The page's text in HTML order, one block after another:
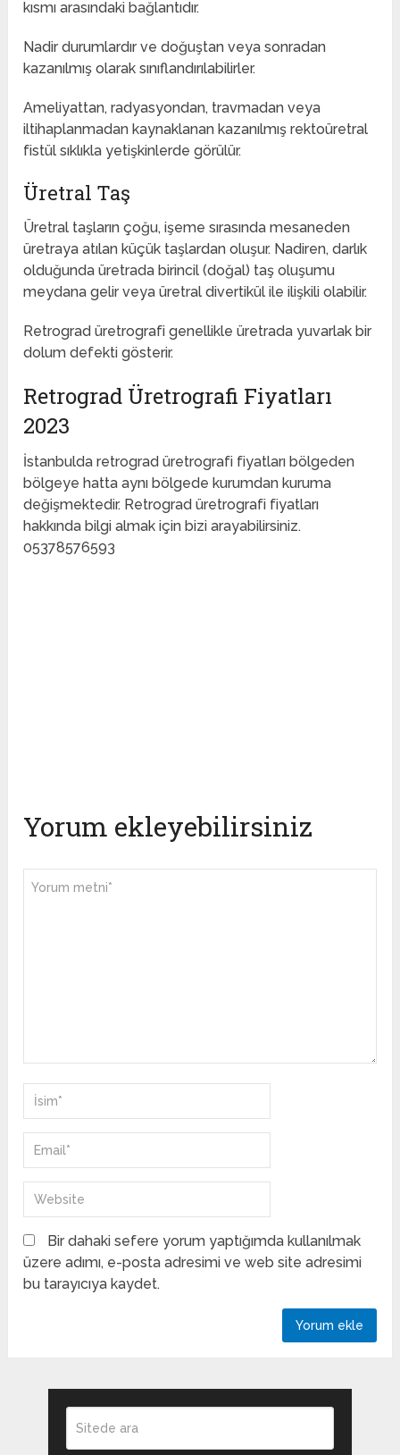
kısmı arasındaki bağlantıdır.
Nadir durumlardır ve doğuştan veya sonradan
kazanılmış olarak sınıflandırılabilirler.
Ameliyattan, radyasyondan, travmadan veya
iltihaplanmadan kaynaklanan kazanılmış rektoüretral
fistül sıklıkla yetişkinlerde görülür.
Üretral Taş
Üretral taşların çoğu, işeme sırasında mesaneden
üretraya atılan küçük taşlardan oluşur. Nadiren, darlık
olduğunda üretrada birincil (doğal) taş oluşumu
meydana gelir veya üretral divertikül ile ilişkili olabilir.
Retrograd üretrografi genellikle üretrada yuvarlak bir
dolum defekti gösterir.
Retrograd Üretrografi Fiyatları
2023
İstanbulda retrograd üretrografi fiyatları bölgeden
bölgeye hatta aynı bölgede kurumdan kuruma
değişmektedir. Retrograd üretrografi fiyatları
hakkında bilgi almak için bizi arayabilirsiniz.
05378576593
Yorum ekleyebilirsiniz
Bir dahaki sefere yorum yaptığımda kullanılmak
üzere adımı, e-posta adresimi ve web site adresimi
bu tarayıcıya kaydet.